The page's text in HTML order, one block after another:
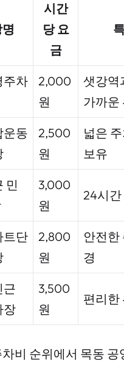
시간
당 요
금
주차
2,000
원
샛강역
가까운
운동
2,500
원
넓은
보유
민
3,000
원
24시간
트단
2,800
원
안전한
경
근
장
3,500
원
편리한
비 순위에서 목동 공